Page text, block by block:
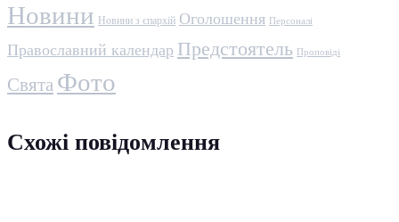
Новини Новини з єпархій Оголошення Персоналі
Православний календар Предстоятель Проповіді
Свята Фото
Схожі повідомлення